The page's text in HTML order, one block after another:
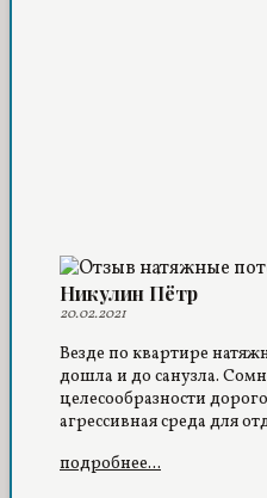
Никулин Пётр
20.02.2021
Везде по квартире
дошла и до санузла.
целесообразности
агрессивная среда для
результат приятно
грибки на поверхности
подробнее...